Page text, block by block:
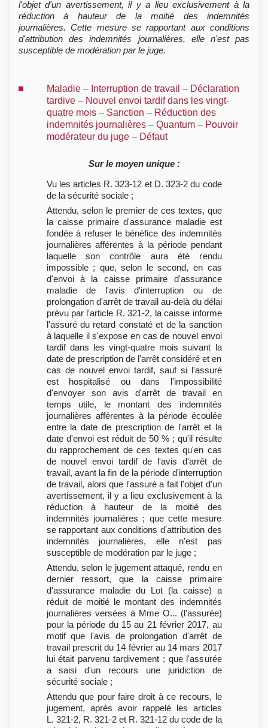
l'objet d'un avertissement, il y a lieu exclusivement à la
réduction à hauteur de la moitié des indemnités
journalières. Cette mesure se rapportant aux conditions
d'attribution des indemnités journalières, elle n'est pas
susceptible de modération par le juge.
Maladie – Interruption de travail – Déclaration
tardive – Nouvel envoi tardif dans les vingt-
quatre mois – Sanction – Réduction des
indemnités journalières – Quantum – Pouvoir
modérateur du juge – Défaut
Sur le moyen unique :
Vu les articles R. 323-12 et D. 323-2 du code
de la sécurité sociale ;
Attendu, selon le premier de ces textes, que
la caisse primaire d'assurance maladie est
fondée à refuser le bénéfice des indemnités
journalières afférentes à la période pendant
laquelle son contrôle aura été rendu
impossible ; que, selon le second, en cas
d'envoi à la caisse primaire d'assurance
maladie de l'avis d'interruption ou de
prolongation d'arrêt de travail au-delà du délai
prévu par l'article R. 321-2, la caisse informe
l'assuré du retard constaté et de la sanction
à laquelle il s'expose en cas de nouvel envoi
tardif dans les vingt-quatre mois suivant la
date de prescription de l'arrêt considéré et en
cas de nouvel envoi tardif, sauf si l'assuré
est hospitalisé ou dans l'impossibilité
d'envoyer son avis d'arrêt de travail en
temps utile, le montant des indemnités
journalières afférentes à la période écoulée
entre la date de prescription de l'arrêt et la
date d'envoi est réduit de 50 % ; qu'il résulte
du rapprochement de ces textes qu'en cas
de nouvel envoi tardif de l'avis d'arrêt de
travail, avant la fin de la période d'interruption
de travail, alors que l'assuré a fait l'objet d'un
avertissement, il y a lieu exclusivement à la
réduction à hauteur de la moitié des
indemnités journalières ; que cette mesure
se rapportant aux conditions d'attribution des
indemnités journalières, elle n'est pas
susceptible de modération par le juge ;
Attendu, selon le jugement attaqué, rendu en
dernier ressort, que la caisse primaire
d'assurance maladie du Lot (la caisse) a
réduit de moitié le montant des indemnités
journalières versées à Mme O... (l'assurée)
pour la période du 15 au 21 février 2017, au
motif que l'avis de prolongation d'arrêt de
travail prescrit du 14 février au 14 mars 2017
lui était parvenu tardivement ; que l'assurée
a saisi d'un recours une juridiction de
sécurité sociale ;
Attendu que pour faire droit à ce recours, le
jugement, après avoir rappelé les articles
L. 321-2, R. 321-2 et R. 321-12 du code de la